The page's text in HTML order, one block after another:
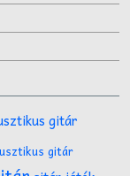
gitár
gitár